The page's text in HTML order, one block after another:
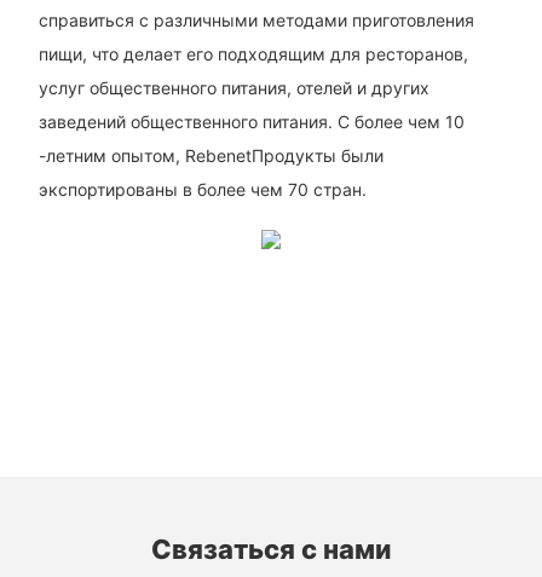
справиться с различными методами приготовления
пищи, что делает его подходящим для ресторанов,
услуг общественного питания, отелей и других
заведений общественного питания. С более чем 10
-летним опытом, RebenetПродукты были
экспортированы в более чем 70 стран.
Связаться с нами